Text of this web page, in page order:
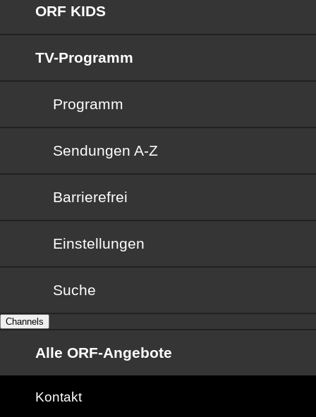
ORF KIDS
TV-Programm
Programm
Sendungen von A bis Z
Sendungen A-Z
Barrierefrei
Barrierefrei
Einstellungen
Suche
Channels
Alle ORF-Angebote
Kontakt